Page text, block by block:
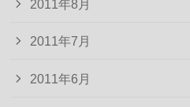
2011年8月
2011年7月
2011年6月